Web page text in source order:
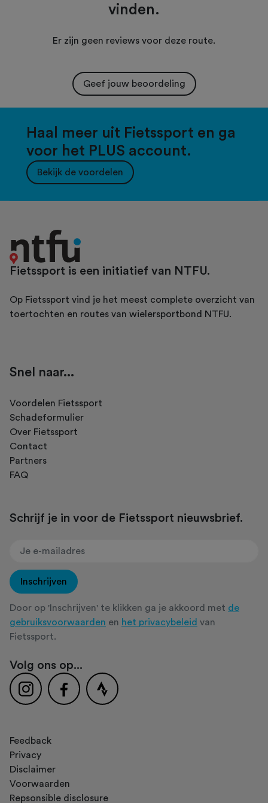
vinden.
Er zijn geen reviews voor deze route.
Geef jouw beoordeling
Haal meer uit Fietssport en ga
voor het PLUS account.
Bekijk de voordelen
Fietssport is een initiatief van NTFU.
Op Fietssport vind je het meest complete overzicht van
toertochten en routes van wielersportbond NTFU.
Snel naar...
Voordelen Fietssport
Schadeformulier
Over Fietssport
Contact
Partners
FAQ
Schrijf je in voor de Fietssport nieuwsbrief.
Inschrijven
Door op 'Inschrijven' te klikken ga je akkoord met de
gebruiksvoorwaarden en het privacybeleid van
Fietssport.
Volg ons op...
Feedback
Privacy
Disclaimer
Voorwaarden
Repsonsible disclosure